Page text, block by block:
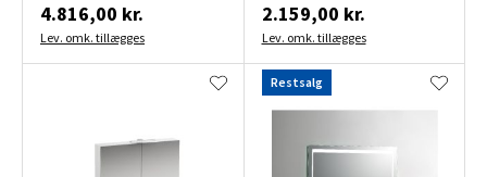
4.816,00 kr.
Lev. omk. tillægges
2.159,00 kr.
Lev. omk. tillægges
Restsalg